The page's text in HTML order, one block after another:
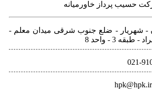
حسیب پرداز خاورمیانه
- شهريار - ضلع جنوب شرقی میدان معلم -